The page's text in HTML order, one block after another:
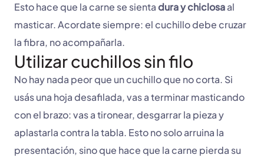
Esto hace que la carne se sientadura y chiclosaal
masticar. Acordate siempre: el cuchillo debe cruzar
la fibra, no acompañarla.
Utilizar cuchillos sin filo
No hay nada peor que un cuchillo que no corta. Si
usás una hoja desafilada, vas a terminar masticando
con el brazo: vas a tironear, desgarrar la pieza y
aplastarla contra la tabla. Esto no solo arruina la
presentación, sino que hace que la carne pierda su